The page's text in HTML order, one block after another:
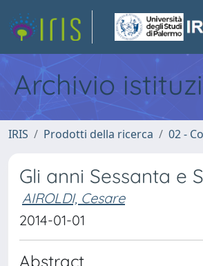
Archivio
IRIS Prodotti della ricerca 02 -
Gli anni Sessanta e
AIROLDI, Cesare
2014-01-01
Abstract